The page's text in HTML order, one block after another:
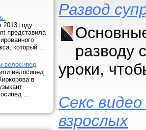
2013 году
представила
который ...
велосипед
велосипед
в
...
Развод
разводу
уроки,
Секс
взрослых